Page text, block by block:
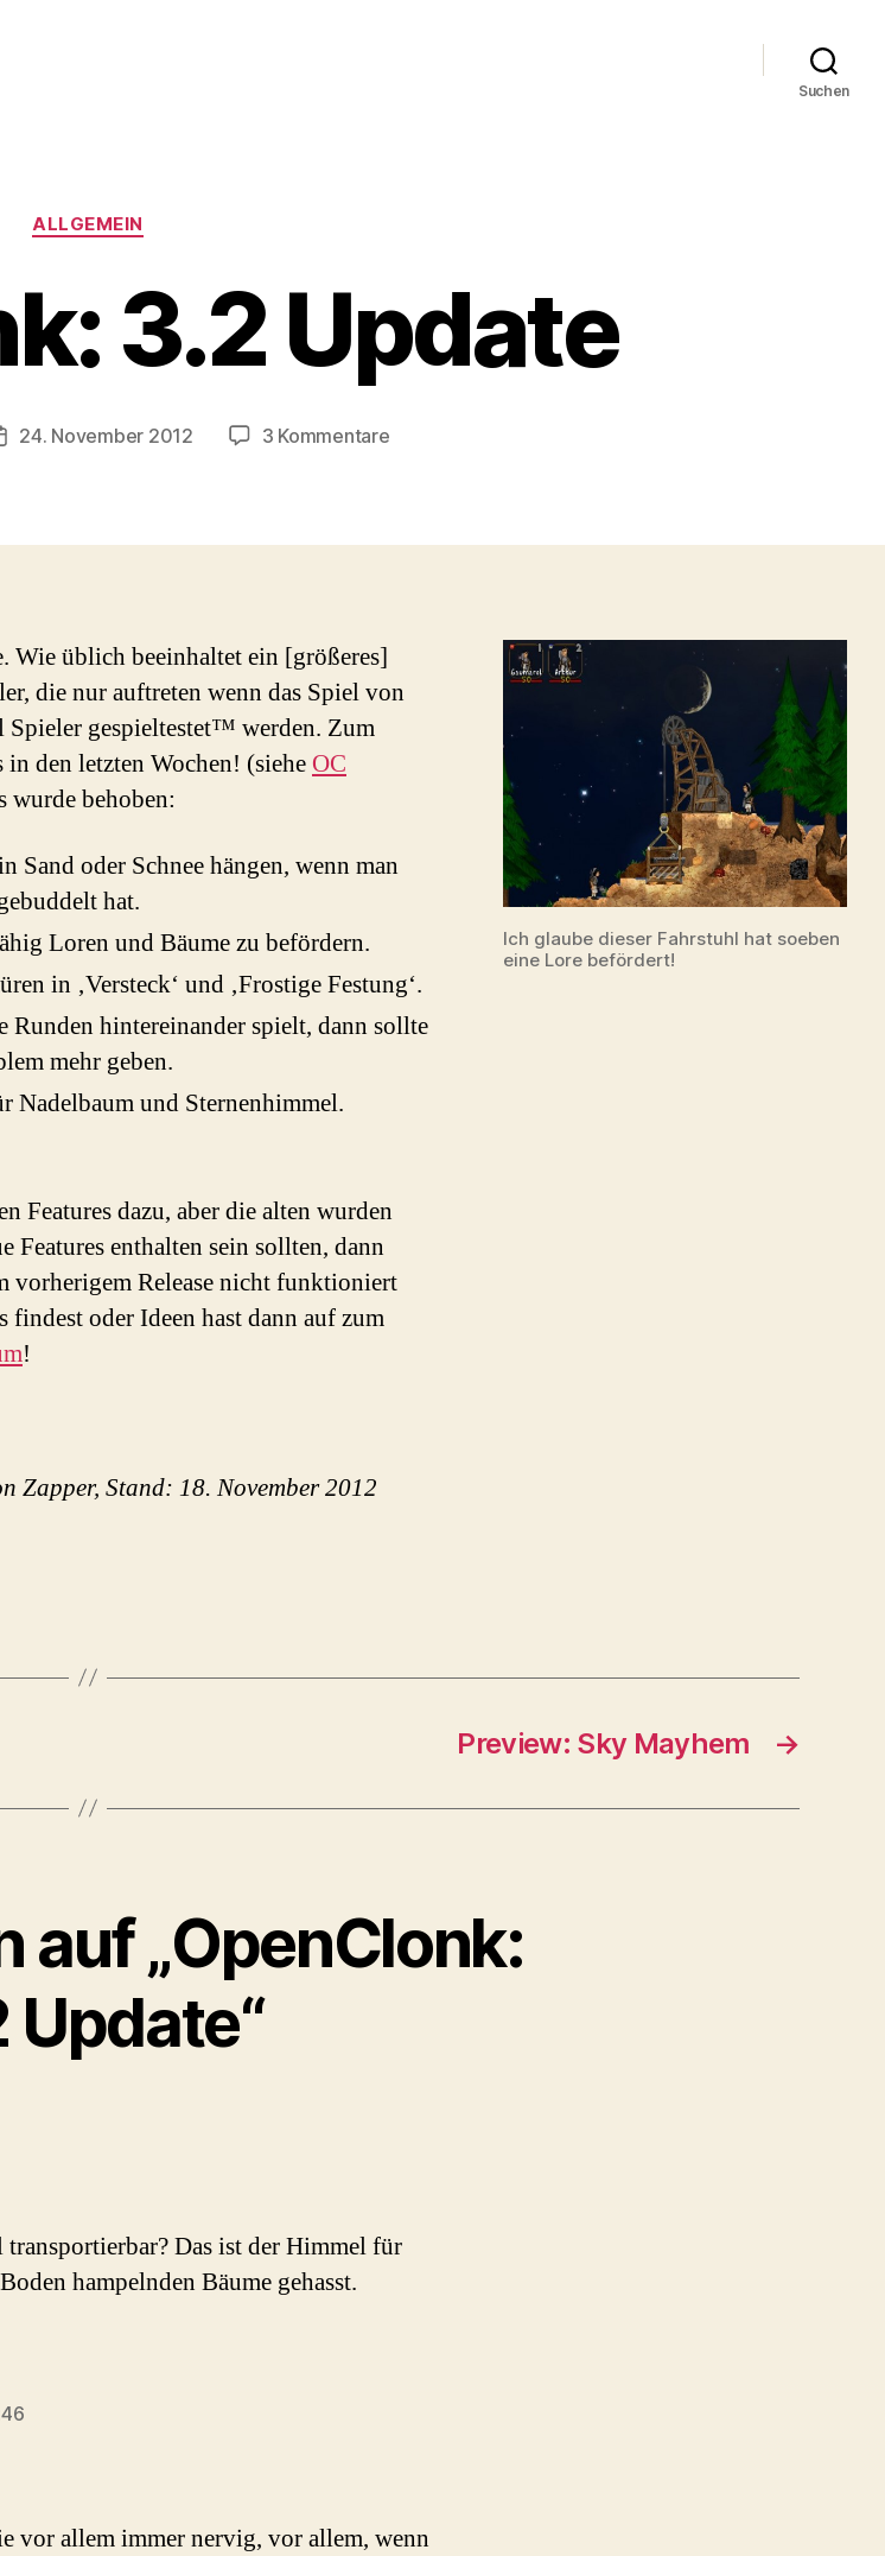
Suchen
Kategorien
ALLGEMEIN
3.2 Update
24. November 2012 3 Kommentarezu
Ich glaube dieser Fahrstuhl hat soeben
eine Lore befördert!
Wie üblich beeinhaltet ein [größeres]
die nur auftreten wenn das Spiel von
gespieltestet™ werden. Zum
in den letzten Wochen! (siehe OC
wurde behoben:
Sand oder Schnee hängen, wenn man
hat.
Loren und Bäume zu befördern.
in ‚Versteck‘ und ‚Frostige Festung‘.
Runden hintereinander spielt, dann sollte
mehr geben.
Nadelbaum und Sternenhimmel.
Features dazu, aber die alten wurden
Features enthalten sein sollten, dann
vorherigem Release nicht funktioniert
findest oder Ideen hast dann auf zum
!
Zapper, Stand: 18. November 2012
→
Preview: Sky Mayhem
auf „OpenClonk:
Update“
Das ist der Himmel für
hampelnden Bäume gehasst.
vor allem immer nervig, vor allem, wenn